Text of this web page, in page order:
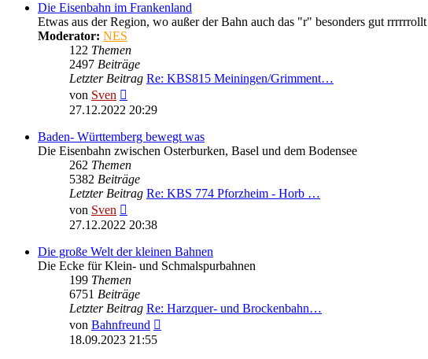
Die Eisenbahn im Frankenland
Etwas aus der Region, wo außer der Bahn auch das "r" besonders gut rrrrrrollt
Moderator: NES
122 Themen
2497 Beiträge
Letzter Beitrag Re: KBS815 Meiningen/Grimment…
von Sven
Beitrag
27.12.2022 20:29
Baden- Württemberg bewegt was
Die Eisenbahn zwischen Osterburken, Basel und dem Bodensee
262 Themen
5382 Beiträge
Letzter Beitrag Re: KBS 774 Pforzheim - Horb …
von Sven
Beitrag
27.12.2022 20:38
Die große Welt der kleinen Bahnen
Die Ecke für Klein- und Schmalspurbahnen
199 Themen
6751 Beiträge
Letzter Beitrag Re: Harzquer- und Brockenbahn…
von Bahnfreund
18.09.2023 21:55